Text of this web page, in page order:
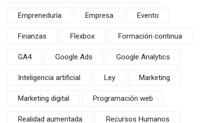
Empreneduría Empresa Evento
Finanzas Flexbox Formación continua
GA4 Google Ads Google Analytics
Inteligencia artificial Ley Marketing
Marketing digital Programación web
Realidad aumentada Recursos Humanos